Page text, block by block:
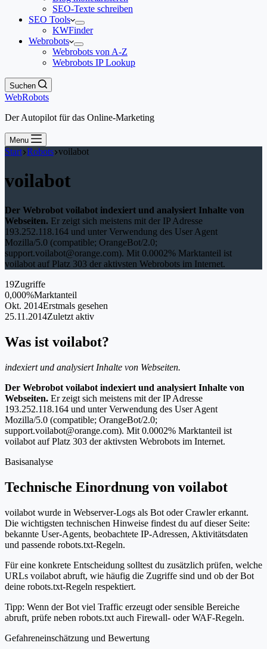
SEO-Texte schreiben
SEO Tools
KWFinder
Webrobots
Webrobots von A-Z
Webrobots IP Lookup
Suchen
WebRobots
Der Autopilot für das Online-Marketing
Menu
Start Robots voilabot
voilabot
Der Webrobot voilabot indexiert und analysiert Inhalte von
Webseiten. Er zeigt sich meistens mit der IP Adresse
193.252.118.164 und unter Verwendung des User Agent
Mozilla/5.0 (compatible; OrangeBot/2.0;
support.voilabot@orange.com). Mit 0.0002% Marktanteil ist
voilabot auf Platz 303 der aktivsten Webrobots im Internet.
19Zugriffe
0,000%Marktanteil
Okt. 2014Erstmals gesehen
25.11.2014Zuletzt aktiv
Was ist voilabot?
indexiert und analysiert Inhalte von Webseiten.
Der Webrobot voilabot indexiert und analysiert Inhalte von
Webseiten. Er zeigt sich meistens mit der IP Adresse
193.252.118.164 und unter Verwendung des User Agent
Mozilla/5.0 (compatible; OrangeBot/2.0;
support.voilabot@orange.com). Mit 0.0002% Marktanteil ist
voilabot auf Platz 303 der aktivsten Webrobots im Internet.
Basisanalyse
Technische Einordnung von voilabot
voilabot wurde in Webserver-Logs als Bot oder Crawler erkannt.
Die wichtigsten technischen Hinweise findest du auf dieser Seite:
bekannte User-Agents, beobachtete IP-Adressen, Aktivitätsdaten
und passende robots.txt-Regeln.
Für eine konkrete Entscheidung solltest du zusätzlich prüfen, welche
URLs voilabot abruft, wie häufig die Zugriffe sind und ob der Bot
deine robots.txt-Regeln respektiert.
Tipp: Wenn der Bot viel Traffic erzeugt oder sensible Bereiche
abruft, prüfe neben robots.txt auch Firewall- oder WAF-Regeln.
Gefahreneinschätzung und Bewertung